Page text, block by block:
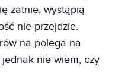
zatnie, wystąpią
nie przejdzie.
na polega na
nie wiem, czy